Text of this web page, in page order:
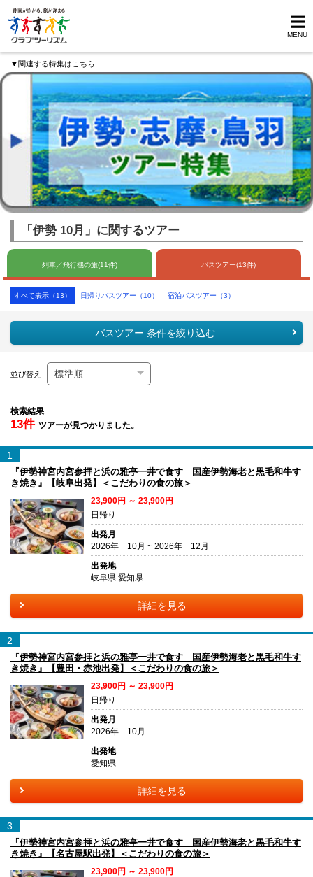
MENU
▼関連する特集はこちら
「伊勢 10月」に関するツアー
列車／飛行機の旅(11件) バスツアー(13件)
すべて表示（13） 日帰りバスツアー（10） 宿泊バスツアー（3）
バスツアー 条件を絞り込む
並び替え
検索結果
13件 ツアーが見つかりました。
1
『伊勢神宮内宮参拝と浜の雅亭一井で食す 国産伊勢海老と黒毛和牛す
き焼き』【岐阜出発】＜こだわりの食の旅＞
23,900円 ～ 23,900円
日帰り
出発月
2026年 10月 ~ 2026年 12月
出発地
岐阜県 愛知県
詳細を見る
2
『伊勢神宮内宮参拝と浜の雅亭一井で食す 国産伊勢海老と黒毛和牛す
き焼き』【豊田・赤池出発】＜こだわりの食の旅＞
23,900円 ～ 23,900円
日帰り
出発月
2026年 10月
出発地
愛知県
詳細を見る
3
『伊勢神宮内宮参拝と浜の雅亭一井で食す 国産伊勢海老と黒毛和牛す
き焼き』【名古屋駅出発】＜こだわりの食の旅＞
23,900円 ～ 23,900円